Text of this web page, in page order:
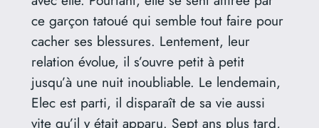
ce garçon tatoué qui semble tout faire pour
cacher ses blessures. Lentement, leur
relation évolue, il s’ouvre petit à petit
jusqu’à une nuit inoubliable. Le lendemain,
Elec est parti, il disparaît de sa vie aussi
vite qu’il y était apparu. Sept ans plus tard,